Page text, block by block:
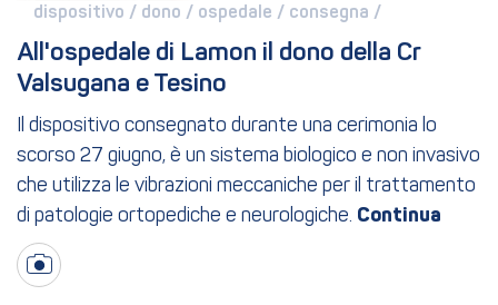
dispositivo / dono / ospedale / consegna /
All'ospedale di Lamon il dono della Cr
Valsugana e Tesino
Il dispositivo consegnato durante una cerimonia lo
scorso 27 giugno, è un sistema biologico e non invasivo
che utilizza le vibrazioni meccaniche per il trattamento
di patologie ortopediche e neurologiche.